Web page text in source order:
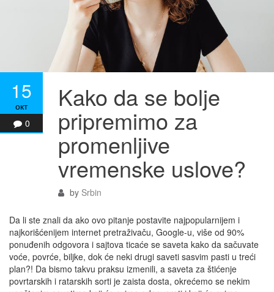
15
окт
0
Kako da se bolje
pripremimo za
promenljive
vremenske uslove?
by Srbin
Da li ste znali da ako ovo pitanje postavite najpopularnijem i
najkorišćenijem internet pretraživaču, Google-u, više od 90%
ponuđenih odgovora i sajtova ticaće se saveta kako da sačuvate
voće, povrće, biljke, dok će neki drugi saveti sasvim pasti u treći
plan?! Da bismo takvu praksu izmenili, a saveta za štićenje
povrtarskih i ratarskih sorti je zaista dosta, okrećemo se nekim